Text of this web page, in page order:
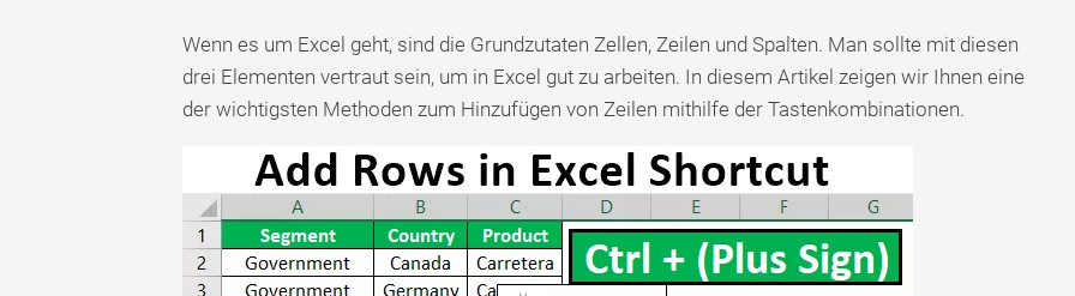
Wenn es um Excel geht, sind die Grundzutaten Zellen, Zeilen und Spalten. Man sollte mit diesen
drei Elementen vertraut sein, um in Excel gut zu arbeiten. In diesem Artikel zeigen wir Ihnen eine
der wichtigsten Methoden zum Hinzufügen von Zeilen mithilfe der Tastenkombinationen.